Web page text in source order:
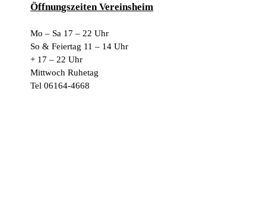
Öffnungszeiten Vereinsheim
Mo – Sa 17 – 22 Uhr
So & Feiertag 11 – 14 Uhr
+ 17 – 22 Uhr
Mittwoch Ruhetag
Tel 06164-4668